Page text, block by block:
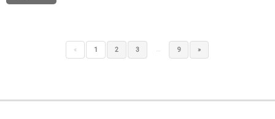
« 1 2 3 … 9 »